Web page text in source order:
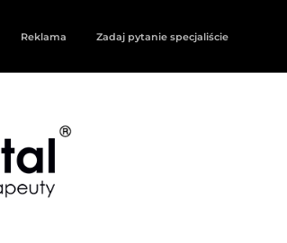
Reklama Zadaj pytanie specjaliście